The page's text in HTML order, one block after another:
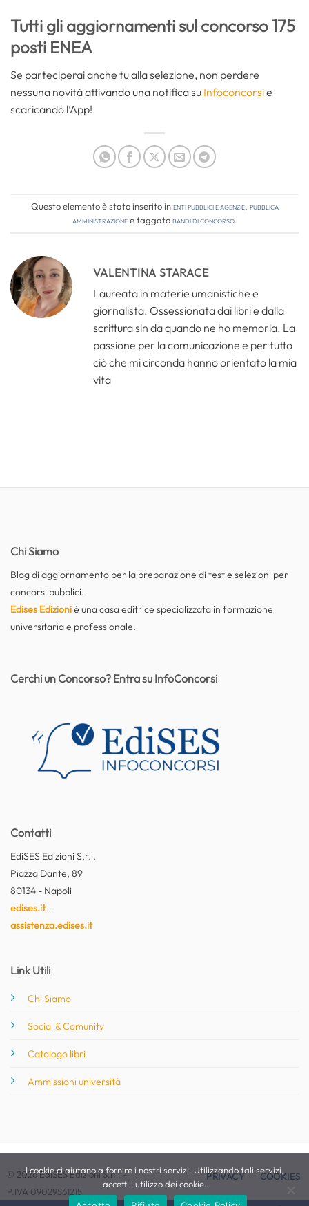
Tutti gli aggiornamenti sul concorso 175
posti ENEA
Se parteciperai anche tu alla selezione, non perdere
nessuna novità attivando una notifica su Infoconcorsie
scaricando l’App!
Questo elemento è stato inserito inEnti pubblici e agenzie, Pubblica
amministrazionee taggatobandi di concorso.
VALENTINA STARACE
Laureata in materie umanistiche e
giornalista. Ossessionata dai libri e dalla
scrittura sin da quando ne ho memoria. La
passione per la comunicazione e per tutto
ciò che mi circonda hanno orientato la mia
vita
Chi Siamo
Blog di aggiornamento per la preparazione di test e selezioni per
concorsi pubblici.
Edises Edizioniè una casa editrice specializzata in formazione
universitaria e professionale.
Contatti
EdiSES Edizioni S.r.l.
Piazza Dante, 89
80134 - Napoli
edises.it-
assistenza.edises.it
Link Utili
Chi Siamo
Social & Comunity
Catalogo libri
Ammissioni università
Cerchi un Concorso? Entra su InfoConcorsi
© 2026 EdiSES Edizioni S.r.l. -
P.IVA 09029561215
PRIVACY COOKIES
I cookie ci aiutano a fornire i nostri servizi. Utilizzando tali servizi,
accetti l'utilizzo dei cookie.